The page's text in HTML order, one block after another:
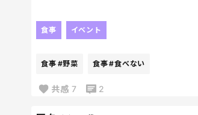
べないから、私がほぼ一人で食べた
これ、ホームパーティで出てきたら
食事 イベント
食事 #野菜 食事#食べない
共感 7 2